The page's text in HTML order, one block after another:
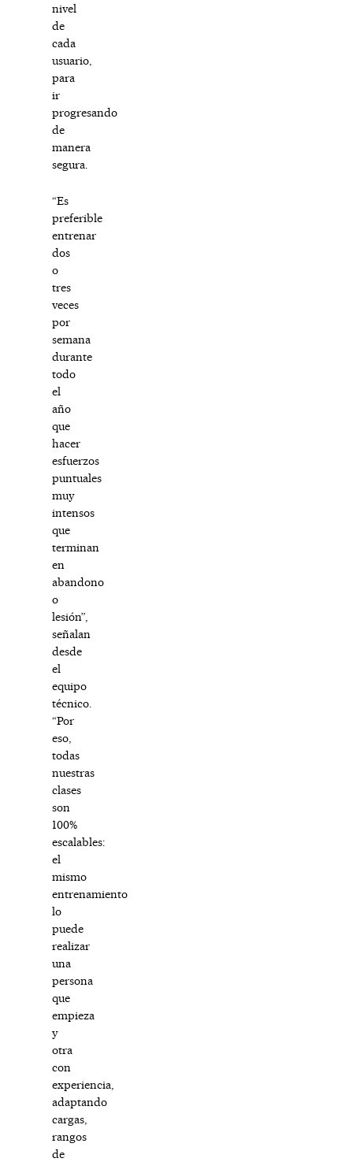
nivel
de
cada
usuario,
para
ir
progresando
de
manera
segura.
“Es
preferible
entrenar
dos
o
tres
veces
por
semana
durante
todo
el
año
que
hacer
esfuerzos
puntuales
muy
intensos
que
terminan
en
abandono
o
lesión”,
señalan
desde
el
equipo
técnico.
“Por
eso,
todas
nuestras
clases
son
100%
escalables:
el
mismo
entrenamiento
lo
puede
realizar
una
persona
que
empieza
y
otra
con
experiencia,
adaptando
cargas,
rangos
de